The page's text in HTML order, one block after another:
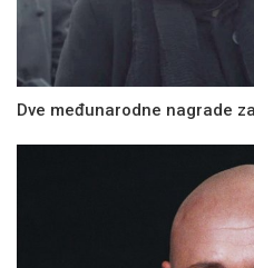
Dve međunarodne nagrade